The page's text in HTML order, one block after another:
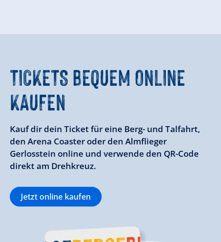
TICKETS BEQUEM ONLINE
KAUFEN
Kauf dir dein Ticket für eine Berg- und Talfahrt,
den Arena Coaster oder den Almflieger
Gerlosstein online und verwende den QR-Code
direkt am Drehkreuz.
Jetzt online kaufen